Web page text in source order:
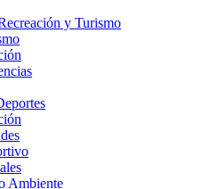
y Turismo
Ambiente